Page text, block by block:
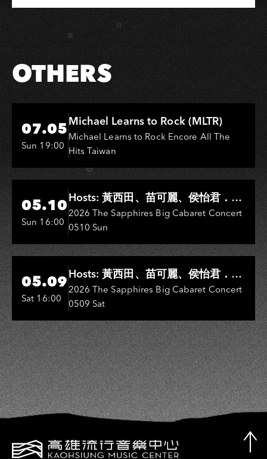
OTHERS
Hi-Ing Music Hall
07.05
Sun 19:00
Michael Learns to Rock (MLTR)
Michael Learns to Rock Encore All The
Hits Taiwan
Hi-Ing Music Hall
05.10
Sun 16:00
Hosts: 黃西田、苗可麗、侯怡君．
Entertainers: 葉啟田、鳥來嬤-吳
敏、王彩樺、王瑞霞、吳淑敏、施文
彬、邵大倫、曹雅雯、陳孟賢、黃露
瑤
2026 The Sapphires Big Cabaret Concert
0510 Sun
Hi-Ing Music Hall
05.09
Sat 16:00
Hosts: 黃西田、苗可麗、侯怡君．
Entertainers: 葉啟田、鳥來嬤-吳
敏、張秀卿、王彩樺、吳淑敏、施文
彬、邵大倫、曹雅雯、陳孟賢、黃露
瑤
2026 The Sapphires Big Cabaret Concert
0509 Sat